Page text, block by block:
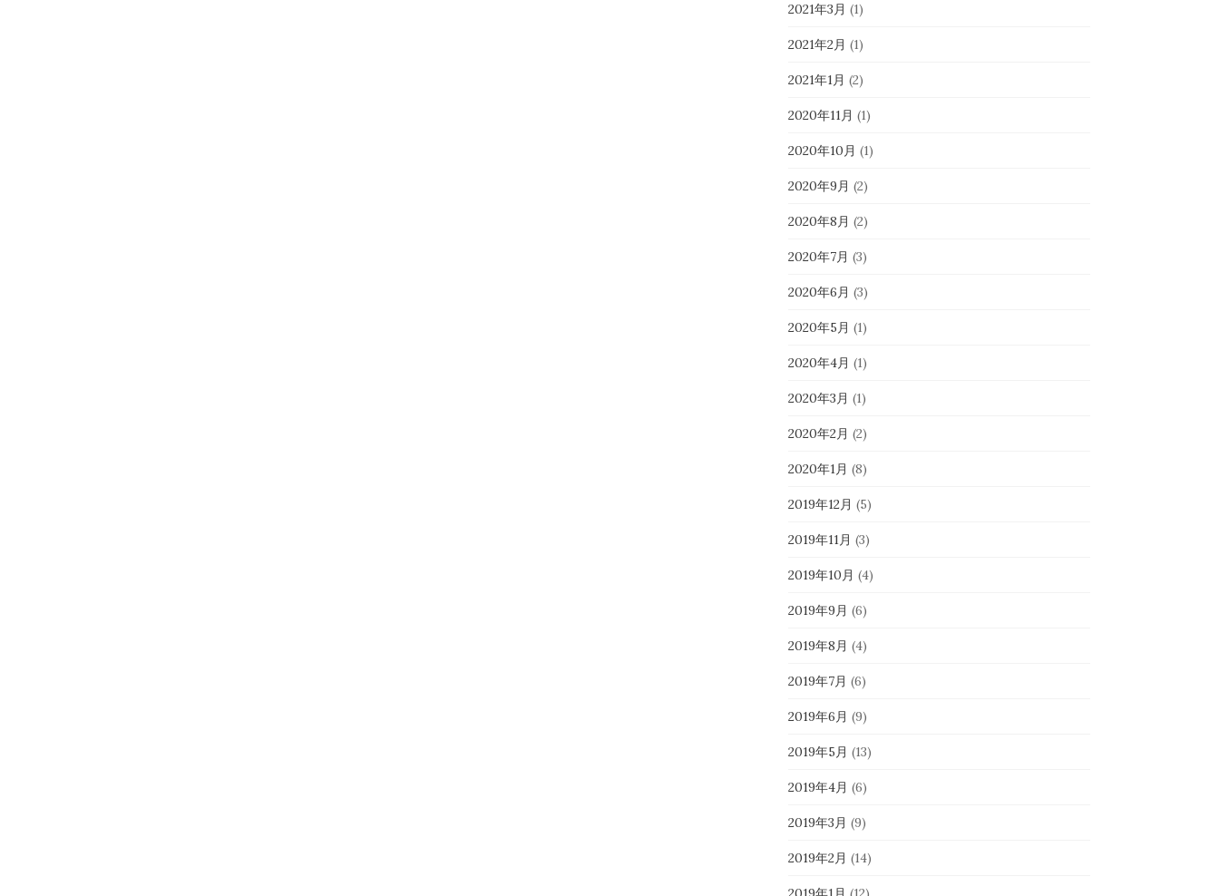
2021年3月 (1)
2021年2月 (1)
2021年1月 (2)
2020年11月 (1)
2020年10月 (1)
2020年9月 (2)
2020年8月 (2)
2020年7月 (3)
2020年6月 (3)
2020年5月 (1)
2020年4月 (1)
2020年3月 (1)
2020年2月 (2)
2020年1月 (8)
2019年12月 (5)
2019年11月 (3)
2019年10月 (4)
2019年9月 (6)
2019年8月 (4)
2019年7月 (6)
2019年6月 (9)
2019年5月 (13)
2019年4月 (6)
2019年3月 (9)
2019年2月 (14)